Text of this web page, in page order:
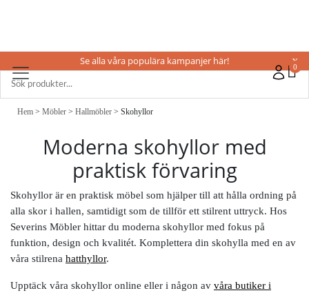
0
Se alla våra populära kampanjer här! X
Hem > Möbler > Hallmöbler > Skohyllor
Moderna skohyllor med
praktisk förvaring
Skohyllor är en praktisk möbel som hjälper till att hålla ordning på
alla skor i hallen, samtidigt som de tillför ett stilrent uttryck. Hos
Severins Möbler hittar du moderna skohyllor med fokus på
funktion, design och kvalitét. Komplettera din skohylla med en av
våra stilrena hatthyllor.
Upptäck våra skohyllor online eller i någon av våra butiker i